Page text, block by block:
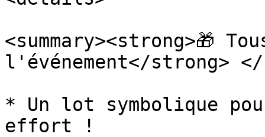
<summary><strong>🎁
l'événement</strong> </
* Un lot symbolique
effort !